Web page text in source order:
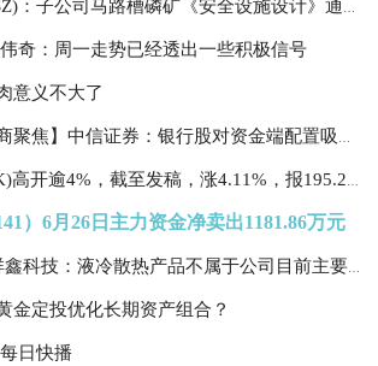
金正大(002470.SZ)：子公司马路槽磷矿《安全设施设计》通过审查
奇：周一走势已经透出一些积极信号
意义不大了
焦点速看：【券商聚焦】中信证券：银行股对资金端配置吸引力长期提升
网易-S(09999.HK)高开逾4%，截至发稿，涨4.11%，报195.2港元，成交额2.34亿港元
）6月26日主力资金净卖出1181.86万元
微头条丨2连板祥鑫科技：液冷散热产品不属于公司目前主要产品 不会对经营业绩产生重大影响
金定投优化长期资产组合？
日快播